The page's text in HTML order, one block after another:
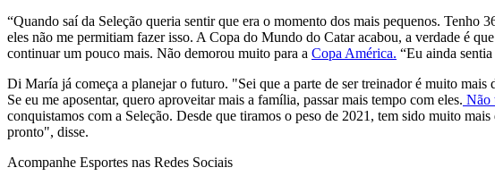
“Quando saí da Seleção queria sentir que era o momento dos mais pequenos.
eles não me permitiam fazer isso. A Copa do Mundo do Catar acabou, a verdade é
continuar um pouco mais. Não demorou muito para a Copa América. “Eu ainda
Di María já começa a planejar o futuro. "Sei que a parte de ser treinador é muito
Se eu me aposentar, quero aproveitar mais a família, passar mais tempo com eles. Não
conquistamos com a Seleção. Desde que tiramos o peso de 2021, tem sido muito
pronto", disse.
Acompanhe Esportes nas Redes Sociais